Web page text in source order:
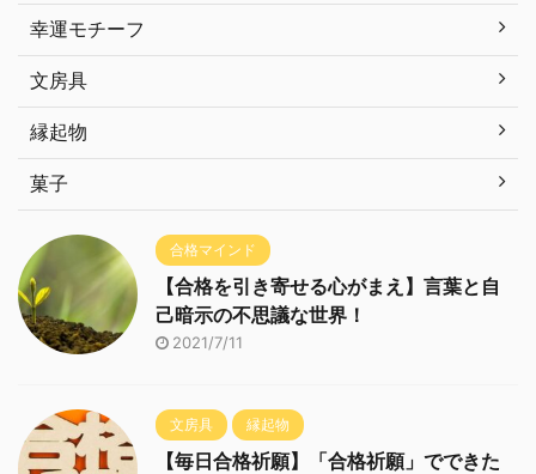
幸運モチーフ
文房具
縁起物
菓子
合格マインド
【合格を引き寄せる心がまえ】言葉と自
己暗示の不思議な世界！
2021/7/11
文房具 縁起物
【毎日合格祈願】「合格祈願」でできた